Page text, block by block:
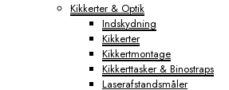
Kikkerter & Optik
Indskydning
Kikkerter
Kikkertmontage
Kikkerttasker & Binostraps
Laserafstandsmåler